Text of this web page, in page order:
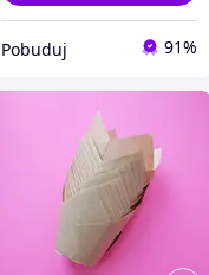
Pobuduj 91%